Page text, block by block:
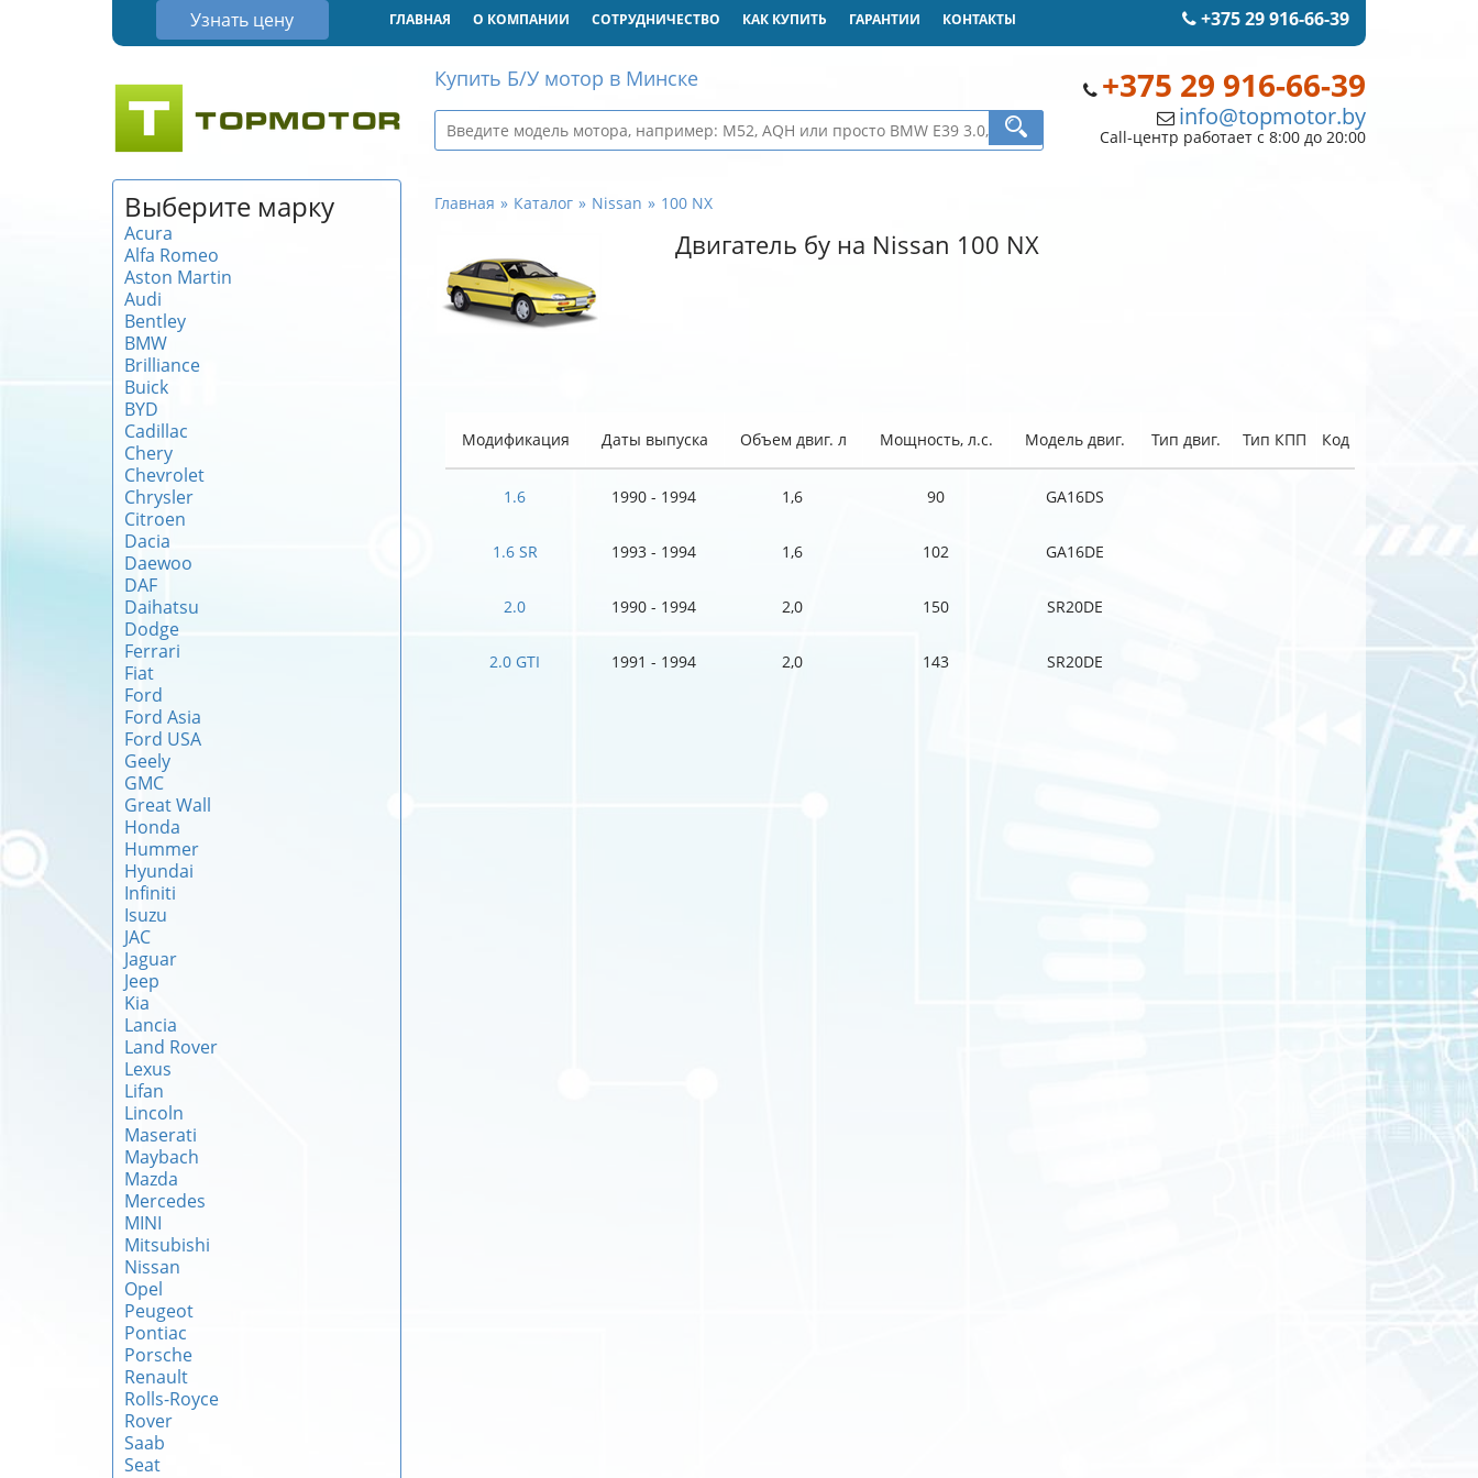
Узнать цену +375 29 916-66-39
ГЛАВНАЯ О КОМПАНИИ СОТРУДНИЧЕСТВО КАК КУПИТЬ ГАРАНТИИ КОНТАКТЫ
+375 29 916-66-39
info@topmotor.by
Call-центр работает с 8:00 до 20:00
Купить Б/У мотор в Минске
Выберите марку
Acura
Alfa Romeo
Aston Martin
Audi
Bentley
BMW
Brilliance
Buick
BYD
Cadillac
Chery
Chevrolet
Chrysler
Citroen
Dacia
Daewoo
DAF
Daihatsu
Dodge
Ferrari
Fiat
Ford
Ford Asia
Ford USA
Geely
GMC
Great Wall
Honda
Hummer
Hyundai
Infiniti
Isuzu
JAC
Jaguar
Jeep
Kia
Lancia
Land Rover
Lexus
Lifan
Lincoln
Maserati
Maybach
Mazda
Mercedes
MINI
Mitsubishi
Nissan
Opel
Peugeot
Pontiac
Porsche
Renault
Rolls-Royce
Rover
Saab
Seat
Главная Каталог Nissan 100 NX
Двигатель бу на Nissan 100 NX
Модификация Даты выпуска Объем двиг. л Мощность, л.с. Модель двиг. Тип двиг. Тип КПП Код
1.6 1990 - 1994 1,6 90 GA16DS
1.6 SR 1993 - 1994 1,6 102 GA16DE
2.0 1990 - 1994 2,0 150 SR20DE
2.0 GTI 1991 - 1994 2,0 143 SR20DE